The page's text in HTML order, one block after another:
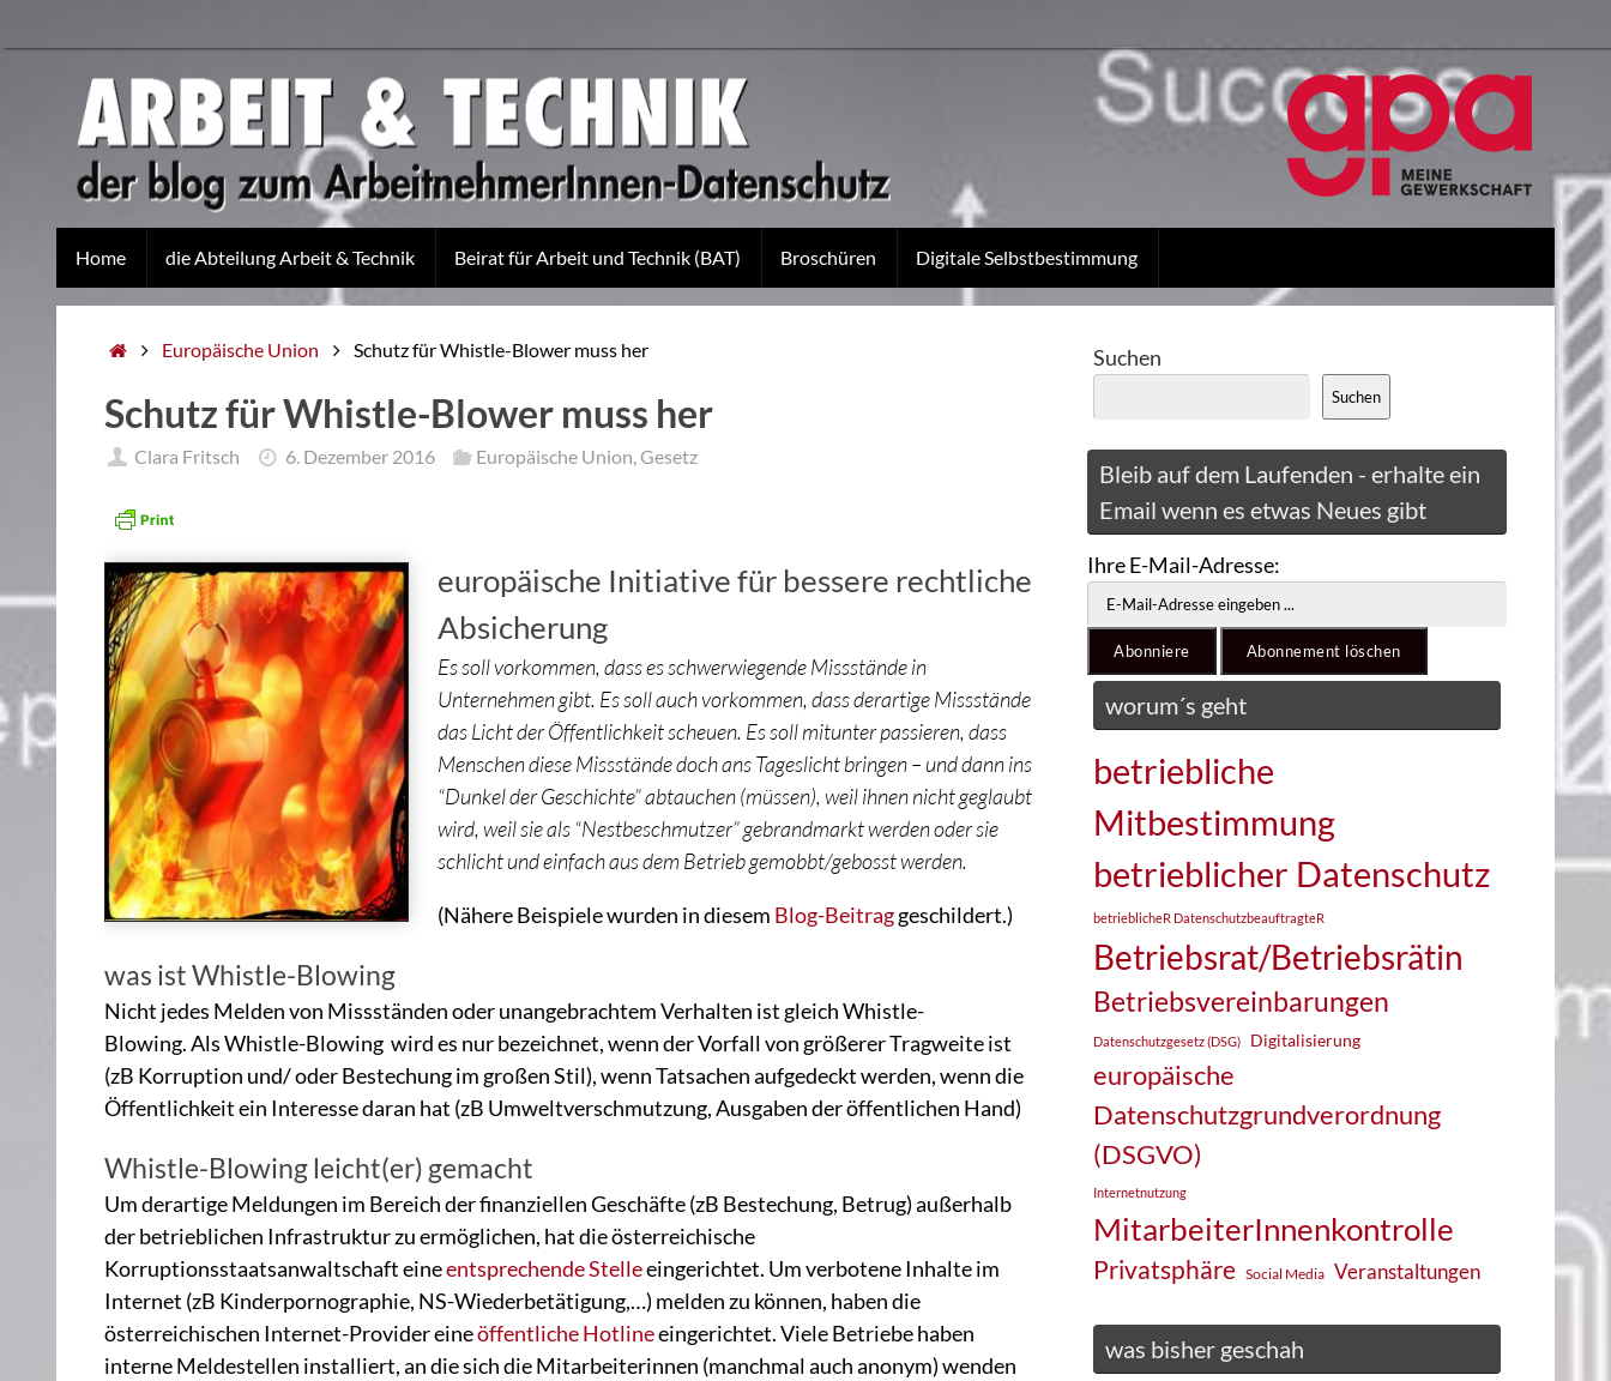
Home die Abteilung Arbeit & Technik Beirat für Arbeit und Technik (BAT) Broschüren Digitale Selbstbestimmung
Europäische Union Schutz für Whistle-Blower muss her
Schutz für Whistle-Blower muss her
Clara Fritsch 6. Dezember 2016 Europäische Union ,Gesetz
europäische Initiative für bessere rechtliche
Absicherung
Es soll vorkommen, dass es schwerwiegende Missstände in
Unternehmen gibt. Es soll auch vorkommen, dass derartige Missstände
das Licht der Öffentlichkeit scheuen. Es soll mitunter passieren, dass
Menschen diese Missstände doch ans Tageslicht bringen – und dann ins
“Dunkel der Geschichte” abtauchen (müssen), weil ihnen nicht geglaubt
wird, weil sie als “Nestbeschmutzer” gebrandmarkt werden oder sie
schlicht und einfach aus dem Betrieb gemobbt/gebosst werden.
(Nähere Beispiele wurden in diesem Blog-Beitraggeschildert.)
was ist Whistle-Blowing
Nicht jedes Melden von Missständen oder unangebrachtem Verhalten ist gleich Whistle-
Blowing. Als Whistle-Blowing wird es nur bezeichnet, wenn der Vorfall von größerer Tragweite ist
(zB Korruption und/ oder Bestechung im großen Stil), wenn Tatsachen aufgedeckt werden, wenn die
Öffentlichkeit ein Interesse daran hat (zB Umweltverschmutzung, Ausgaben der öffentlichen Hand)
Whistle-Blowing leicht(er) gemacht
Um derartige Meldungen im Bereich der finanziellen Geschäfte (zB Bestechung, Betrug) außerhalb
der betrieblichen Infrastruktur zu ermöglichen, hat die österreichische
Korruptionsstaatsanwaltschaft eineentsprechende Stelleeingerichtet. Um verbotene Inhalte im
Internet (zB Kinderpornographie, NS-Wiederbetätigung,…) melden zu können, haben die
österreichischen Internet-Provider eineöffentliche Hotlineeingerichtet. Viele Betriebe haben
interne Meldestellen installiert, an die sich die Mitarbeiterinnen (manchmal auch anonym) wenden
Suchen
Suchen
Bleib auf dem Laufenden - erhalte ein
Email wenn es etwas Neues gibt
Ihre E-Mail-Adresse:
worum´s geht
betriebliche
Mitbestimmung
betrieblicher Datenschutz
betrieblicheR DatenschutzbeauftragteR
Betriebsrat/Betriebsrätin
Betriebsvereinbarungen
Datenschutzgesetz (DSG) Digitalisierung
europäische
Datenschutzgrundverordnung
(DSGVO)
Internetnutzung
MitarbeiterInnenkontrolle
Privatsphäre Social Media Veranstaltungen
was bisher geschah